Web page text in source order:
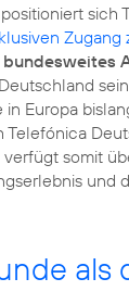
positioniert sich
Zugang
bundesweites
sein
Europa
Telefónica
verfügt somit
und
als